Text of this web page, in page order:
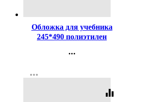
Обложка для учебника
245*490 полиэтилен
арт У 245
...
Регистрация
more_horiz
equalizer